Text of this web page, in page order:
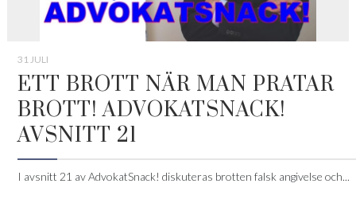
31 JULI
ETT BROTT NÄR MAN PRATAR
BROTT! ADVOKATSNACK!
AVSNITT 21
I avsnitt 21 av AdvokatSnack! diskuteras brotten falsk angivelse och...